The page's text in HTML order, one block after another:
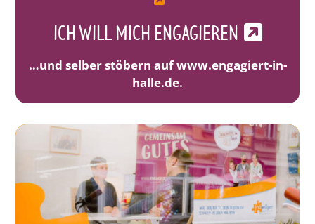
ICH WILL MICH ENGAGIEREN
…und selber stöbern auf www.engagiert-in-
halle.de.